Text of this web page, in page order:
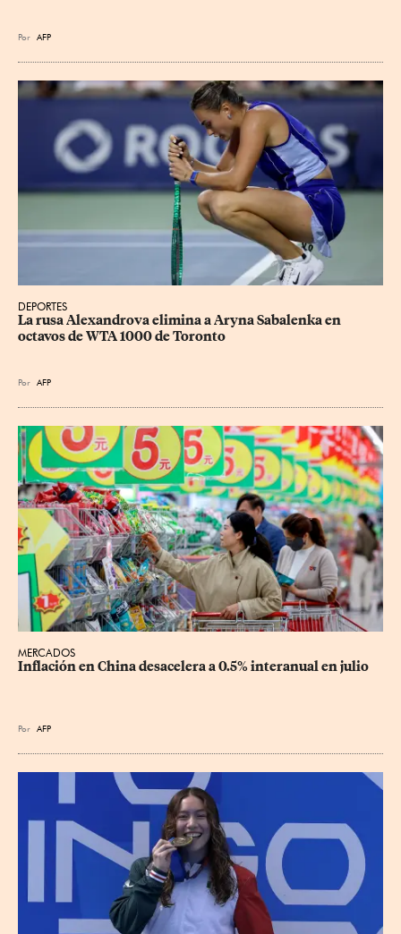
Por AFP
DEPORTES
La rusa Alexandrova elimina a Aryna Sabalenka en
octavos de WTA 1000 de Toronto
Por AFP
MERCADOS
Inflación en China desacelera a 0.5% interanual en julio
Por AFP